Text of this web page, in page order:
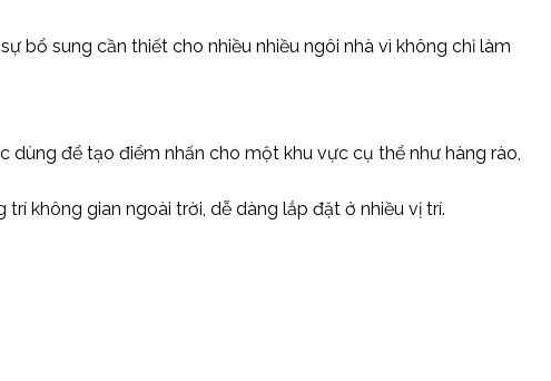
bổ sung cần thiết cho nhiều nhiều ngôi nhà vì không chỉ làm
để tạo điểm nhấn cho một khu vực cụ thể như hàng rào,
không gian ngoài trời, dễ dàng lắp đặt ở nhiều vị trí.